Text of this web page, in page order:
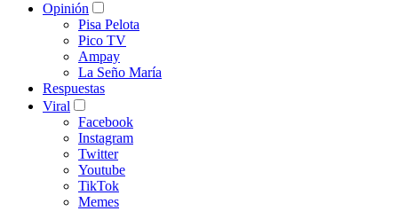
Opinión
Pisa Pelota
Pico TV
Ampay
La Seño María
Respuestas
Viral
Facebook
Instagram
Twitter
Youtube
TikTok
Memes